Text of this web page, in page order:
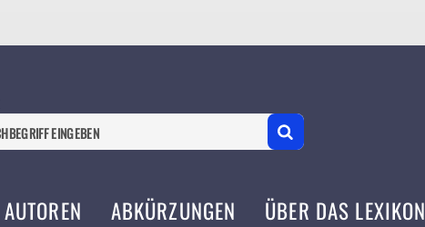
AUTOREN ABKÜRZUNGEN ÜBER DAS LEXIKON